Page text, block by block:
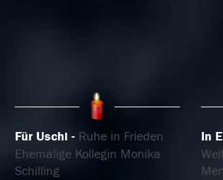
Für Uschi
Ruhe in Frieden
Ehemalige Kollegin Monika
Schilling
In